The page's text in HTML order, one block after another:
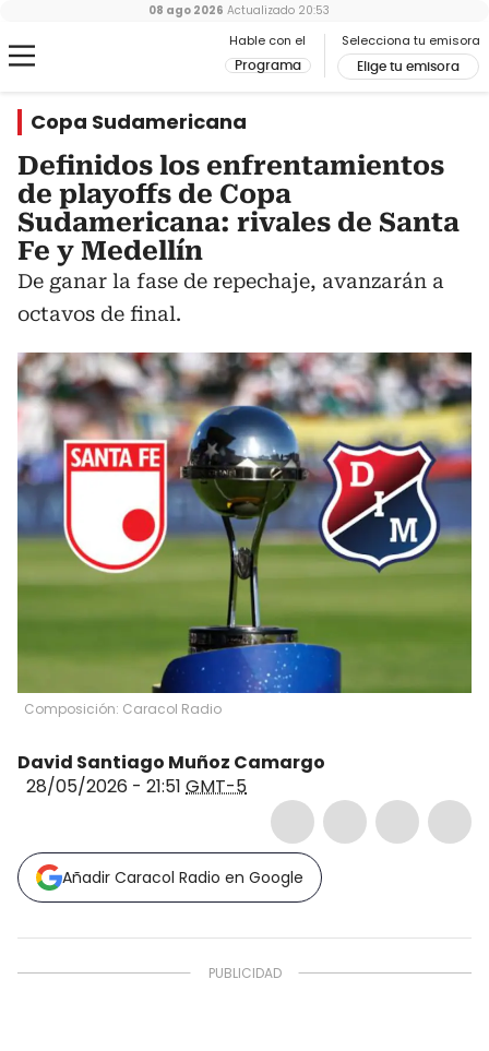
Hable con el
Programa
Selecciona tu emisora
Elige tu emisora
08 ago 2026 Actualizado 20:53
Copa Sudamericana
Definidos los enfrentamientos
de playoffs de Copa
Sudamericana: rivales de Santa
Fe y Medellín
De ganar la fase de repechaje, avanzarán a
octavos de final.
Composición: Caracol Radio
David Santiago Muñoz Camargo
28/05/2026 - 21:51 GMT-5
Añadir Caracol Radio en Google